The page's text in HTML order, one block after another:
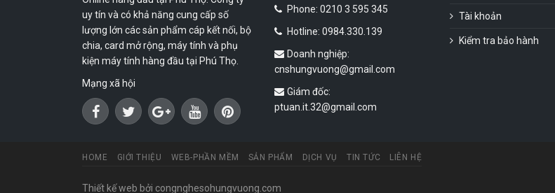
uy tín và có khả năng cung cấp số
lượng lớn các sản phẩm cáp kết nối, bộ
chia, card mở rộng, máy tính và phụ
kiện máy tính hàng đầu tại Phú Thọ.
Mạng xã hội
Phone: 0210 3 595 345
Hotline: 0984.330.139
Doanh nghiệp:
cnshungvuong@gmail.com
Giám đốc:
ptuan.it.32@gmail.com
Tài khoản
Kiểm tra bảo hành
HOME GIỚI THIỆU WEB-PHẦN MỀM SẢN PHẨM DỊCH VỤ TIN TỨC LIÊN HỆ
Thiết kế web bởi congnghesohungvuong.com